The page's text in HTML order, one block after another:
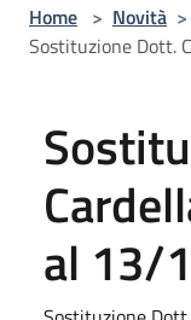
Home > Novità >
Sostituzione Dott.
al 13/